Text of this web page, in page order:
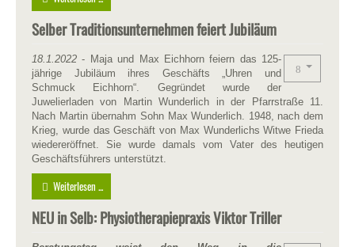
Selber Traditionsunternehmen feiert Jubiläum
18.1.2022 - Maja und Max Eichhorn feiern das 125-
jährige Jubiläum ihres Geschäfts „Uhren und
Schmuck Eichhorn“. Gegründet wurde der
Juwelierladen von Martin Wunderlich in der Pfarrstraße 11.
Nach Martin übernahm Sohn Max Wunderlich. 1948, nach dem
Krieg, wurde das Geschäft von Max Wunderlichs Witwe Frieda
wiedereröffnet. Sie wurde damals vom Vater des heutigen
Geschäftsführers unterstützt.
Weiterlesen ...
NEU in Selb: Physiotherapiepraxis Viktor Triller